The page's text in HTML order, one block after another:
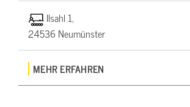
Ilsahl 1,
24536 Neumünster
MEHR ERFAHREN